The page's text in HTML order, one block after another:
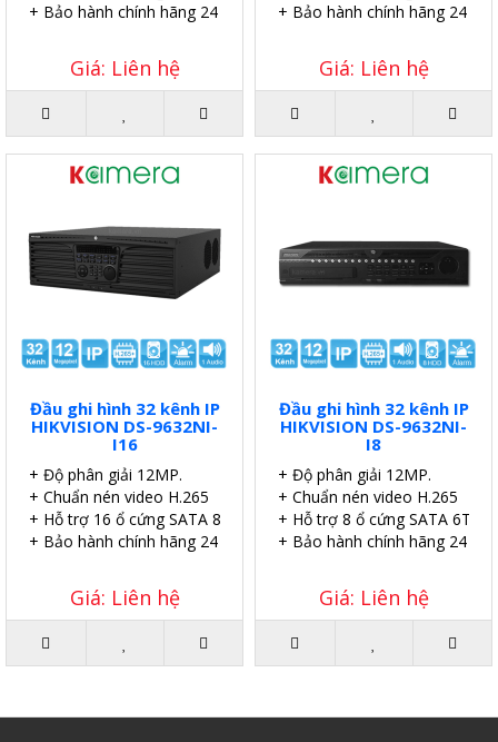
+ Bảo hành chính hãng 24 tháng.
Giá: Liên hệ
+ Bảo hành chính hãng 24
Giá: Liên hệ
Đầu ghi hình 32 kênh IP
HIKVISION DS-9632NI-
I16
+ Độ phân giải 12MP.
+ Chuẩn nén video H.265
+ Hỗ trợ 16 ổ cứng SATA 8TB.
+ Bảo hành chính hãng 24 tháng.
Giá: Liên hệ
Đầu ghi hình 32 kênh IP
HIKVISION DS-9632NI-
I8
+ Độ phân giải 12MP.
+ Chuẩn nén video H.265
+ Hỗ trợ 8 ổ cứng SATA 6TB.
+ Bảo hành chính hãng 24
Giá: Liên hệ